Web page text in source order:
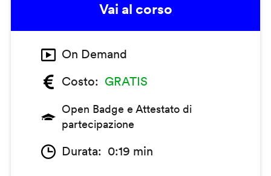
Vai al corso
On Demand
Costo
GRATIS
Open Badge e Attestato di
partecipazione
Durata 0:19 min